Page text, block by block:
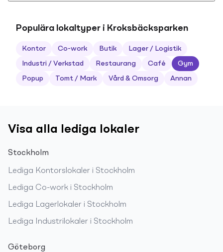
Populära lokaltyper i Kroksbäcksparken
Kontor Co-work Butik Lager / Logistik
Industri / Verkstad Restaurang Café Gym
Popup Tomt / Mark Vård & Omsorg Annan
Visa alla lediga lokaler
Stockholm
Lediga Kontorslokaler i Stockholm
Lediga Co-work i Stockholm
Lediga Lagerlokaler i Stockholm
Lediga Industrilokaler i Stockholm
Göteborg